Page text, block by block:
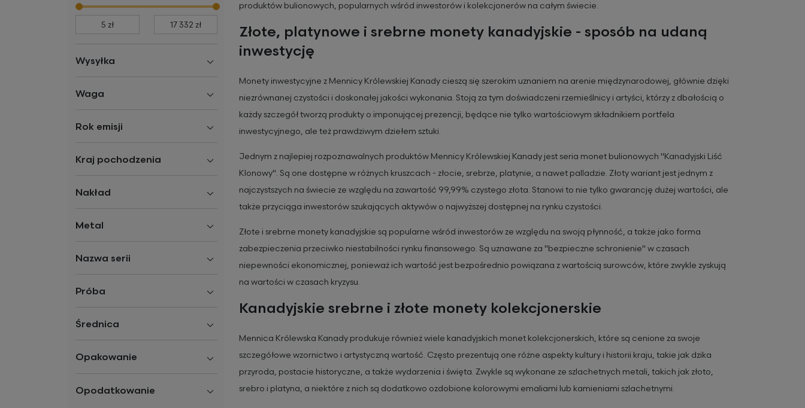
Wysyłka
Waga
Rok emisji
Kraj pochodzenia
Nakład
Metal
Nazwa serii
Próba
Średnica
Opakowanie
Opodatkowanie
produktów bulionowych, popularnych wśród inwestorów i kolekcjonerów na całym świecie.
Złote, platynowe i srebrne monety kanadyjskie - sposób na udaną
inwestycję
Monety inwestycyjne z Mennicy Królewskiej Kanady cieszą się szerokim uznaniem na arenie międzynarodowej, głównie dzięki
niezrównanej czystości i doskonałej jakości wykonania. Stoją za tym doświadczeni rzemieślnicy i artyści, którzy z dbałością o
każdy szczegół tworzą produkty o imponującej prezencji, będące nie tylko wartościowym składnikiem portfela
inwestycyjnego, ale też prawdziwym dziełem sztuki.
Jednym z najlepiej rozpoznawalnych produktów Mennicy Królewskiej Kanady jest seria monet bulionowych "Kanadyjski Liść
Klonowy". Są one dostępne w różnych kruszcach - złocie, srebrze, platynie, a nawet palladzie. Złoty wariant jest jednym z
najczystszych na świecie ze względu na zawartość 99,99% czystego złota. Stanowi to nie tylko gwarancję dużej wartości, ale
także przyciąga inwestorów szukających aktywów o najwyższej dostępnej na rynku czystości.
Złote i srebrne monety kanadyjskie są popularne wśród inwestorów ze względu na swoją płynność, a także jako forma
zabezpieczenia przeciwko niestabilności rynku finansowego. Są uznawane za "bezpieczne schronienie" w czasach
niepewności ekonomicznej, ponieważ ich wartość jest bezpośrednio powiązana z wartością surowców, które zwykle zyskują
na wartości w czasach kryzysu.
Kanadyjskie srebrne i złote monety kolekcjonerskie
Mennica Królewska Kanady produkuje również wiele kanadyjskich monet kolekcjonerskich, które są cenione za swoje
szczegółowe wzornictwo i artystyczną wartość. Często prezentują one różne aspekty kultury i historii kraju, takie jak dzika
przyroda, postacie historyczne, a także wydarzenia i święta. Zwykle są wykonane ze szlachetnych metali, takich jak złoto,
srebro i platyna, a niektóre z nich są dodatkowo ozdobione kolorowymi emaliami lub kamieniami szlachetnymi.